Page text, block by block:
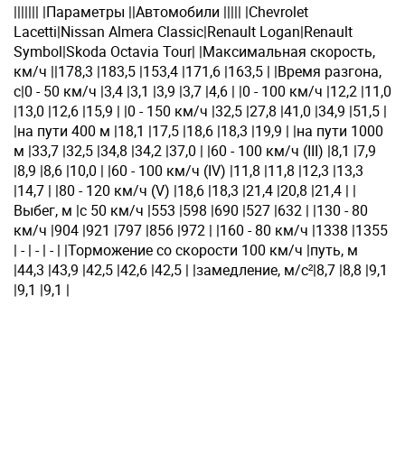
||||||| |Параметры ||Автомобили ||||| |Chevrolet
Lacetti|Nissan Almera Classic|Renault Logan|Renault
Symbol|Skoda Octavia Tour| |Максимальная скорость,
км/ч ||178,3 |183,5 |153,4 |171,6 |163,5 | |Время разгона,
с|0 - 50 км/ч |3,4 |3,1 |3,9 |3,7 |4,6 | |0 - 100 км/ч |12,2 |11,0
|13,0 |12,6 |15,9 | |0 - 150 км/ч |32,5 |27,8 |41,0 |34,9 |51,5 |
|на пути 400 м |18,1 |17,5 |18,6 |18,3 |19,9 | |на пути 1000
м |33,7 |32,5 |34,8 |34,2 |37,0 | |60 - 100 км/ч (III) |8,1 |7,9
|8,9 |8,6 |10,0 | |60 - 100 км/ч (IV) |11,8 |11,8 |12,3 |13,3
|14,7 | |80 - 120 км/ч (V) |18,6 |18,3 |21,4 |20,8 |21,4 | |
Выбег, м |с 50 км/ч |553 |598 |690 |527 |632 | |130 - 80
км/ч |904 |921 |797 |856 |972 | |160 - 80 км/ч |1338 |1355
| - | - | - | |Торможение со скорости 100 км/ч |путь, м
|44,3 |43,9 |42,5 |42,6 |42,5 | |замедление, м/с²|8,7 |8,8 |9,1
|9,1 |9,1 |